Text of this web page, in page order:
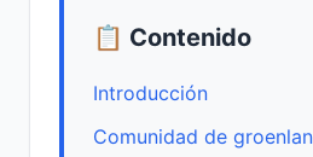
📋 Contenido
Introducción
Comunidad de